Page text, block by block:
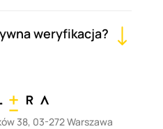
weryfikacja?
38, 03-272 Warszawa